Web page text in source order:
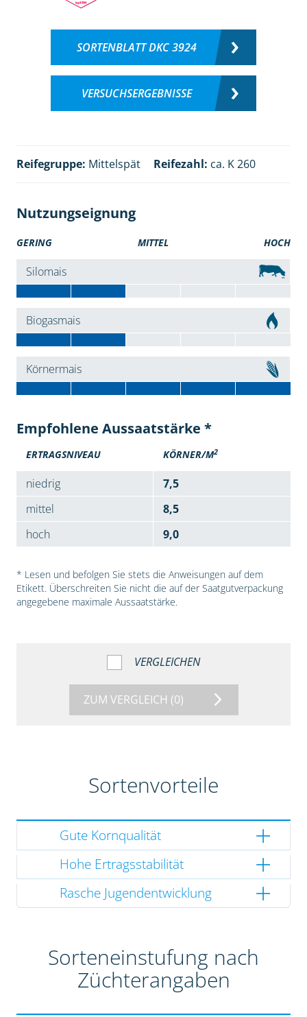
SORTENBLATT DKC 3924
VERSUCHSERGEBNISSE
Reifegruppe: Mittelspät Reifezahl: ca. K 260
Nutzungseignung
GERING MITTEL HOCH
Silomais
Biogasmais
Körnermais
Empfohlene Aussaatstärke *
ERTRAGSNIVEAU KÖRNER/M2
niedrig
7,5
mittel
8,5
hoch
9,0
* Lesen und befolgen Sie stets die Anweisungen auf dem
Etikett. Überschreiten Sie nicht die auf der Saatgutverpackung
angegebene maximale Aussaatstärke.
VERGLEICHEN
ZUM VERGLEICH (0)
Sortenvorteile
Gute Kornqualität
Hohe Ertragsstabilität
Rasche Jugendentwicklung
Sorteneinstufung nach
Züchterangaben